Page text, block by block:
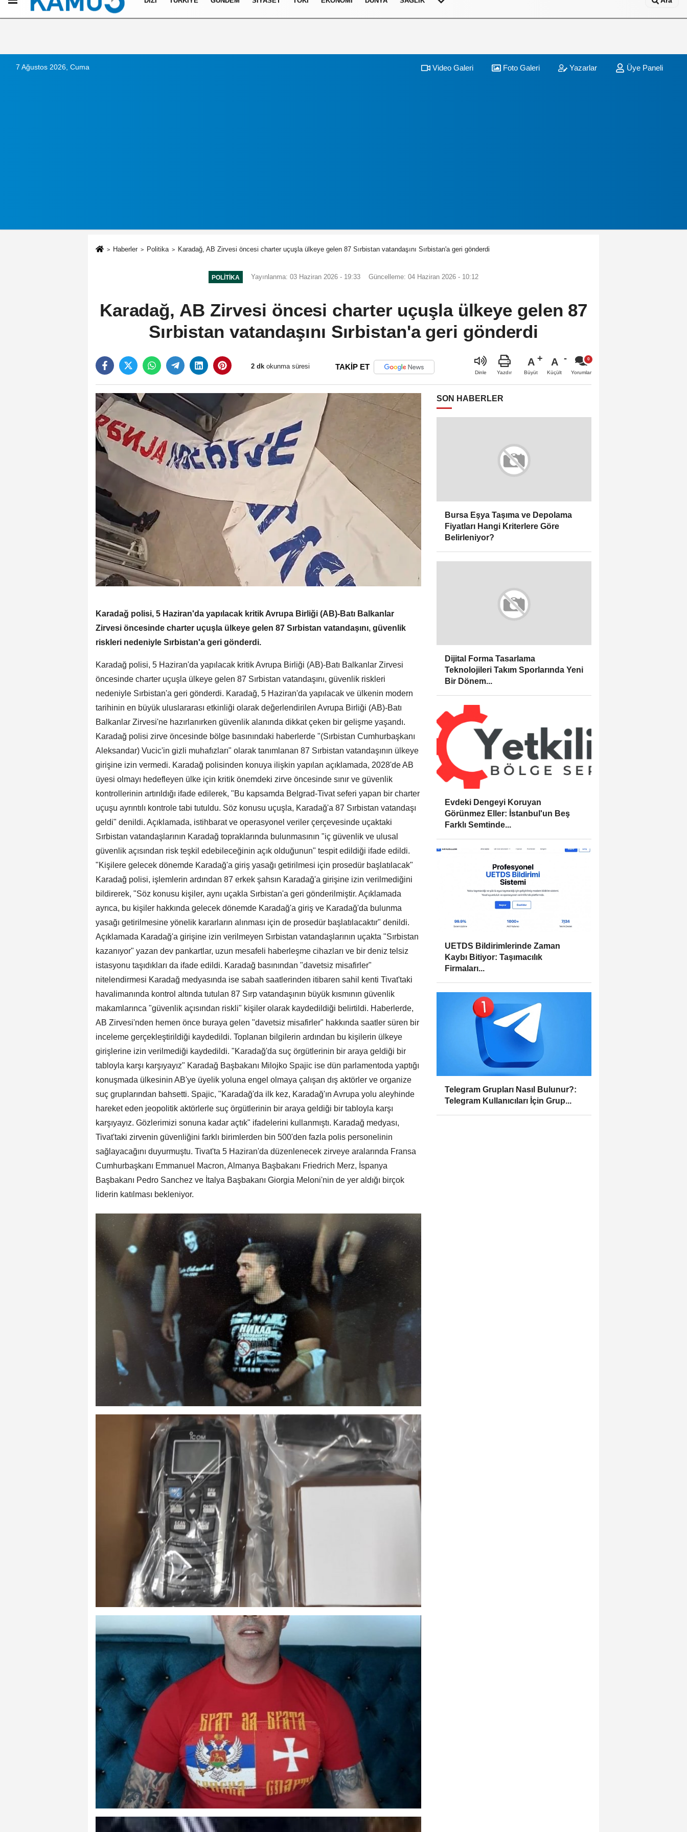
İletişim Çerez Politikası
7 Ağustos 2026, Cuma Video Galeri Foto Galeri Yazarlar Üye Paneli
Haberler Politika Karadağ, AB Zirvesi öncesi charter uçuşla ülkeye gelen 87 Sırbistan vatandaşını Sırbistan'a geri gönderdi
POLITIKA Yayınlanma: 03 Haziran 2026 - 19:33 Güncelleme: 04 Haziran 2026 - 10:12
Karadağ, AB Zirvesi öncesi charter uçuşla ülkeye gelen 87
Sırbistan vatandaşını Sırbistan'a geri gönderdi
2 dk okunma süresi TAKİP ET
Dinle Yazdır
A
Büyüt
A
Küçült Yorumlar
Karadağ polisi, 5 Haziran'da yapılacak kritik Avrupa Birliği (AB)-Batı Balkanlar
Zirvesi öncesinde charter uçuşla ülkeye gelen 87 Sırbistan vatandaşını, güvenlik
riskleri nedeniyle Sırbistan'a geri gönderdi.
Karadağ polisi, 5 Haziran'da yapılacak kritik Avrupa Birliği (AB)-Batı Balkanlar Zirvesi
öncesinde charter uçuşla ülkeye gelen 87 Sırbistan vatandaşını, güvenlik riskleri
nedeniyle Sırbistan'a geri gönderdi. Karadağ, 5 Haziran'da yapılacak ve ülkenin modern
tarihinin en büyük uluslararası etkinliği olarak değerlendirilen Avrupa Birliği (AB)-Batı
Balkanlar Zirvesi'ne hazırlanırken güvenlik alanında dikkat çeken bir gelişme yaşandı.
Karadağ polisi zirve öncesinde bölge basınındaki haberlerde "(Sırbistan Cumhurbaşkanı
Aleksandar) Vucic'in gizli muhafızları" olarak tanımlanan 87 Sırbistan vatandaşının ülkeye
girişine izin vermedi. Karadağ polisinden konuya ilişkin yapılan açıklamada, 2028'de AB
üyesi olmayı hedefleyen ülke için kritik önemdeki zirve öncesinde sınır ve güvenlik
kontrollerinin artırıldığı ifade edilerek, "Bu kapsamda Belgrad-Tivat seferi yapan bir charter
uçuşu ayrıntılı kontrole tabi tutuldu. Söz konusu uçuşla, Karadağ'a 87 Sırbistan vatandaşı
geldi" denildi. Açıklamada, istihbarat ve operasyonel veriler çerçevesinde uçaktaki
Sırbistan vatandaşlarının Karadağ topraklarında bulunmasının "iç güvenlik ve ulusal
güvenlik açısından risk teşkil edebileceğinin açık olduğunun" tespit edildiği ifade edildi.
"Kişilere gelecek dönemde Karadağ'a giriş yasağı getirilmesi için prosedür başlatılacak"
Karadağ polisi, işlemlerin ardından 87 erkek şahsın Karadağ'a girişine izin verilmediğini
bildirerek, "Söz konusu kişiler, aynı uçakla Sırbistan'a geri gönderilmiştir. Açıklamada
ayrıca, bu kişiler hakkında gelecek dönemde Karadağ'a giriş ve Karadağ'da bulunma
yasağı getirilmesine yönelik kararların alınması için de prosedür başlatılacaktır" denildi.
Açıklamada Karadağ'a girişine izin verilmeyen Sırbistan vatandaşlarının uçakta "Sırbistan
kazanıyor" yazan dev pankartlar, uzun mesafeli haberleşme cihazları ve bir deniz telsiz
istasyonu taşıdıkları da ifade edildi. Karadağ basınından "davetsiz misafirler"
nitelendirmesi Karadağ medyasında ise sabah saatlerinden itibaren sahil kenti Tivat'taki
havalimanında kontrol altında tutulan 87 Sırp vatandaşının büyük kısmının güvenlik
makamlarınca "güvenlik açısından riskli" kişiler olarak kaydedildiği belirtildi. Haberlerde,
AB Zirvesi'nden hemen önce buraya gelen "davetsiz misafirler" hakkında saatler süren bir
inceleme gerçekleştirildiği kaydedildi. Toplanan bilgilerin ardından bu kişilerin ülkeye
girişlerine izin verilmediği kaydedildi. "Karadağ'da suç örgütlerinin bir araya geldiği bir
tabloyla karşı karşıyayız" Karadağ Başbakanı Milojko Spajic ise dün parlamentoda yaptığı
konuşmada ülkesinin AB'ye üyelik yoluna engel olmaya çalışan dış aktörler ve organize
suç gruplarından bahsetti. Spajic, "Karadağ'da ilk kez, Karadağ'ın Avrupa yolu aleyhinde
hareket eden jeopolitik aktörlerle suç örgütlerinin bir araya geldiği bir tabloyla karşı
karşıyayız. Gözlerimizi sonuna kadar açtık" ifadelerini kullanmıştı. Karadağ medyası,
Tivat'taki zirvenin güvenliğini farklı birimlerden bin 500'den fazla polis personelinin
sağlayacağını duyurmuştu. Tivat'ta 5 Haziran'da düzenlenecek zirveye aralarında Fransa
Cumhurbaşkanı Emmanuel Macron, Almanya Başbakanı Friedrich Merz, İspanya
Başbakanı Pedro Sanchez ve İtalya Başbakanı Giorgia Meloni'nin de yer aldığı birçok
liderin katılması bekleniyor.
SON HABERLER
Bursa Eşya Taşıma ve Depolama
Fiyatları Hangi Kriterlere Göre
Belirleniyor?
Dijital Forma Tasarlama
Teknolojileri Takım Sporlarında Yeni
Bir Dönem...
Evdeki Dengeyi Koruyan
Görünmez Eller: İstanbul'un Beş
Farklı Semtinde...
UETDS Bildirimlerinde Zaman
Kaybı Bitiyor: Taşımacılık
Firmaları...
Telegram Grupları Nasıl Bulunur?:
Telegram Kullanıcıları İçin Grup...